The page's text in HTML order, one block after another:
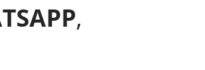
,